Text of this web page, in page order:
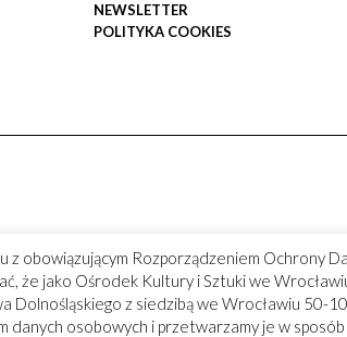
NEWSLETTER
POLITYKA COOKIES
z obowiązującym Rozporządzeniem Ochrony
że jako Ośrodek Kultury i Sztuki we
Dolnośląskiego z siedzibą we Wrocławiu 50-
danych osobowych i przetwarzamy je w